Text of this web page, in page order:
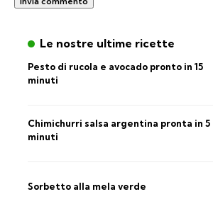
Le nostre ultime ricette
Pesto di rucola e avocado pronto in 15
minuti
Chimichurri salsa argentina pronta in 5
minuti
Sorbetto alla mela verde